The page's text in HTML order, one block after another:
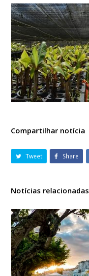
Compartilhar notícia
Tweet Share
Notícias relacionadas